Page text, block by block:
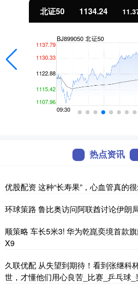
北证50 1134.24
热点资讯
优股配资 这种“长寿果”，心血管真的很
环球策路 鲁比奥访问阿联酋讨论伊朗
顺策略 车长5米3! 华为乾崑奕境首款
X9
久联优配 从失望到期待！看到张继科
世，才懂他们用心良苦_比赛_乒乓球_